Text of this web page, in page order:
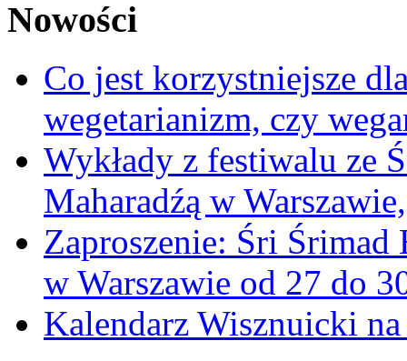
Nowości
Co jest korzystniejsze
wegetarianizm, czy
Wykłady z festiwalu ze
Maharadźą w
Zaproszenie: Śri Śrimad
w Warszawie od 27 do
Kalendarz Wisznuicki